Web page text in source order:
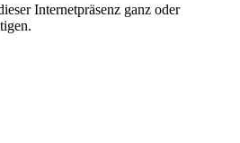
Internetpräsenz ganz oder